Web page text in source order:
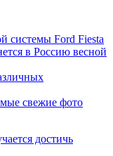
системы Ford Fiesta
в Россию весной
свежие фото
достичь